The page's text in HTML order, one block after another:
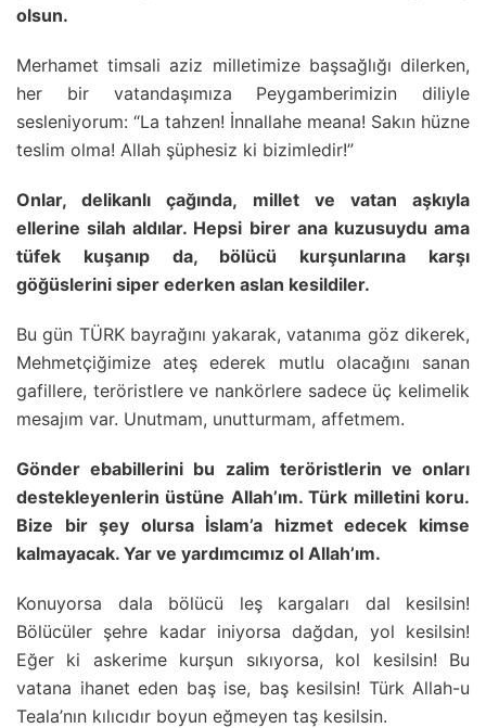
olsun.
Merhamet timsali aziz milletimize başsağlığı dilerken,
her bir vatandaşımıza Peygamberimizin diliyle
sesleniyorum: “La tahzen! İnnallahe meana! Sakın hüzne
teslim olma! Allah şüphesiz ki bizimledir!”
Onlar, delikanlı çağında, millet ve vatan aşkıyla
ellerine silah aldılar. Hepsi birer ana kuzusuydu ama
tüfek kuşanıp da, bölücü kurşunlarına karşı
göğüslerini siper ederken aslan kesildiler.
Bu gün TÜRK bayrağını yakarak, vatanıma göz dikerek,
Mehmetçiğimize ateş ederek mutlu olacağını sanan
gafillere, teröristlere ve nankörlere sadece üç kelimelik
mesajım var. Unutmam, unutturmam, affetmem.
Gönder ebabillerini bu zalim teröristlerin ve onları
destekleyenlerin üstüne Allah’ım. Türk milletini koru.
Bize bir şey olursa İslam’a hizmet edecek kimse
kalmayacak. Yar ve yardımcımız ol Allah’ım.
Konuyorsa dala bölücü leş kargaları dal kesilsin!
Bölücüler şehre kadar iniyorsa dağdan, yol kesilsin!
Eğer ki askerime kurşun sıkıyorsa, kol kesilsin! Bu
vatana ihanet eden baş ise, baş kesilsin! Türk Allah-u
Teala’nın kılıcıdır boyun eğmeyen taş kesilsin.